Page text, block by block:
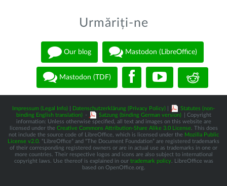
Urmăriți-ne
Our blog Mastodon (LibreOffice)
Mastodon (TDF)
Impressum (Legal Info) Datenschutzerklärung (Privacy Policy)
Statutes (non-
binding English translation) - Satzung (binding German version)
| Copyright
information: Unless otherwise specified, all text and images on this website are
licensed under the Creative Commons Attribution-Share Alike 3.0 License. This does
not include the source code of LibreOffice, which is licensed under the Mozilla Public
License v2.0 . “LibreOffice” and “The Document Foundation” are registered trademarks
of their corresponding registered owners or are in actual use as trademarks in one or
more countries. Their respective logos and icons are also subject to international
copyright laws. Use thereof is explained in our trademark policy. LibreOffice was
based on OpenOffice.org.